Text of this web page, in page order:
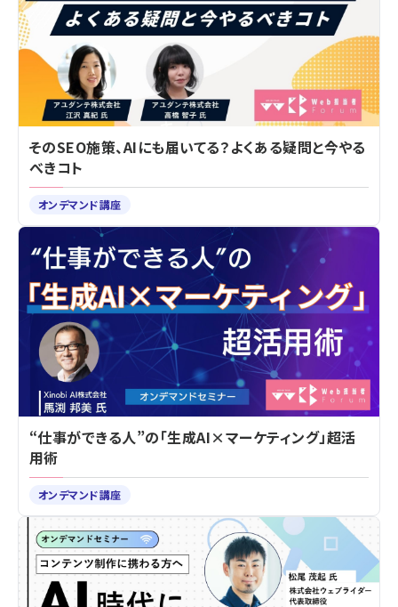
そのSEO施策、AIにも届いてる？よくある疑問と今やる
べきコト
オンデマンド講座
“仕事ができる人”の「生成AI×マーケティング」超活
用術
オンデマンド講座